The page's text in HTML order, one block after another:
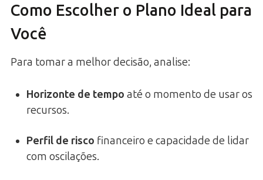
Como Escolher o Plano Ideal para
Você
Para tomar a melhor decisão, analise:
Horizonte de tempo até o momento de usar os
recursos.
Perfil de risco financeiro e capacidade de lidar
com oscilações.